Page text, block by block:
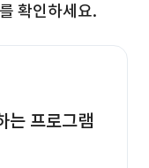
확인하세요.
는 프로그램